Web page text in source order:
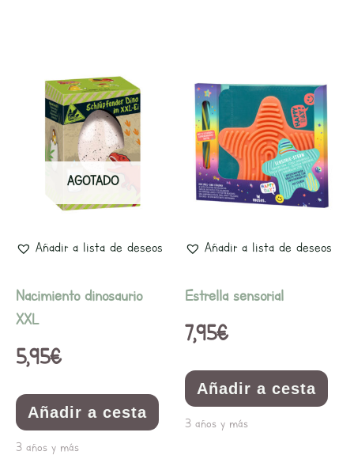
AGOTADO
Añadir a lista de deseos
Nacimiento dinosaurio
XXL
5,95€
Añadir a cesta
3 años y más
Añadir a lista de deseos
Estrella sensorial
7,95€
Añadir a cesta
3 años y más